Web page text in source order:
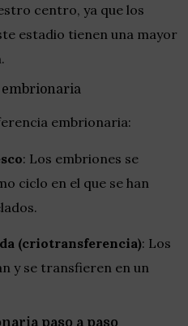
centro, ya que los
estadio tienen una mayor
embrionaria
embrionaria:
: Los embriones se
ciclo en el que se han
(criotransferencia): Los
y se transfieren en un
paso a paso